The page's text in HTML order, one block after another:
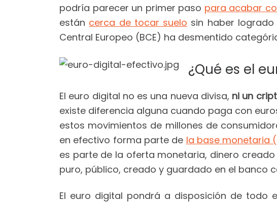
podría parecer un primer paso para acabar
están cerca de tocar suelo sin haber
Central Europeo (BCE) ha desmentido
¿Qué es el
El euro digital no es una nueva divisa, ni un
existe diferencia alguna cuando paga con
estos movimientos de millones de
en efectivo forma parte de la base monetaria
es parte de la oferta monetaria, dinero
puro, público, creado y guardado en el banco
El euro digital pondrá a disposición de todo